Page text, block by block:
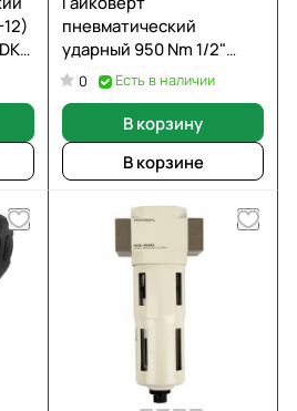
пневматический
ударный 950 Nm 1/2"
Zammer ZM-3700 с
ударыными головками
0 Есть в наличии
В корзину
В корзине